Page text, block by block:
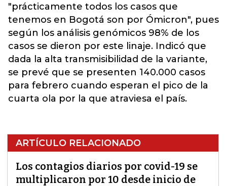
"prácticamente todos los casos que
tenemos en Bogotá son por Ómicron", pues
según los análisis genómicos 98% de los
casos se dieron por este linaje. Indicó que
dada la alta transmisibilidad de la variante,
se prevé que se presenten 140.000 casos
para febrero cuando esperan el pico de la
cuarta ola por la que atraviesa el país.
ARTÍCULO RELACIONADO
Los contagios diarios por covid-19 se
multiplicaron por 10 desde inicio de